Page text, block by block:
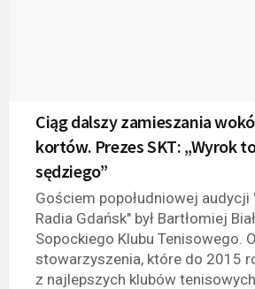
Ciąg dalszy zamieszania
kortów. Prezes SKT: „Wyrok
sędziego”
Gościem popołudniowej audycji
Radia Gdańsk" był Bartłomiej
Sopockiego Klubu Tenisowego.
stowarzyszenia, które do 2015
z najlepszych klubów